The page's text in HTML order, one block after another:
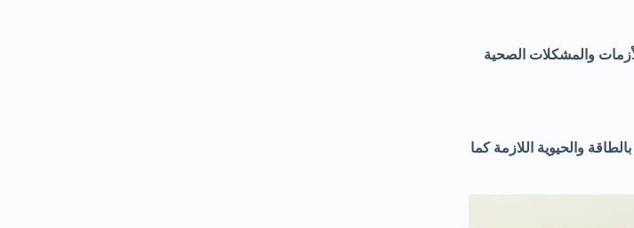
والمشكلات الصحية
والحيوية اللازمة كما